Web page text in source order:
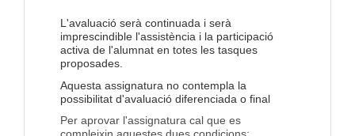
L'avaluació serà continuada i serà
imprescindible l'assistència i la participació
activa de l'alumnat en totes les tasques
proposades.
Aquesta assignatura no contempla la
possibilitat d'avaluació diferenciada o final
Per aprovar l'assignatura cal que es